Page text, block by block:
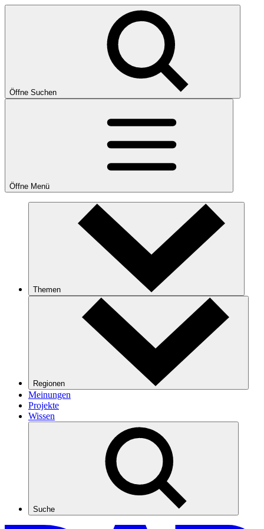
Öffne Suchen
Öffne Menü
Themen
Regionen
Meinungen
Projekte
Wissen
Suche